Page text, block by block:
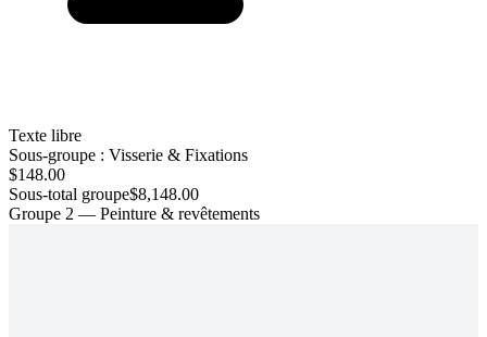
Texte libre
Sous-groupe : Visserie & Fixations
$148.00
Sous-total groupe$8,148.00
Groupe 2 — Peinture & revêtements